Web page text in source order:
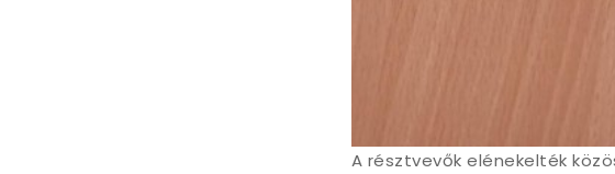
A résztvevők elénekelték